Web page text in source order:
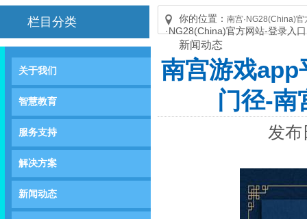
栏目分类
关于我们
智慧教育
服务支持
解决方案
新闻动态
你的位置： 南宫·NG28(China)
·NG28(China)官方网站-登录入口
新闻动态
南宫游戏app
门径-南
发